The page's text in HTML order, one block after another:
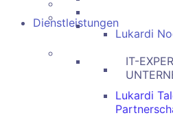
Lukardi
Dienstleistungen
IT-
Lukardi